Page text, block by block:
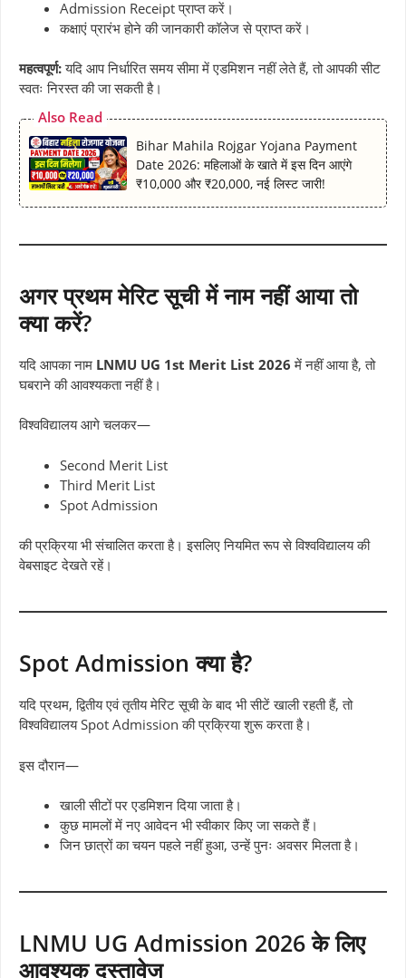
Admission Receipt प्राप्त करें।
कक्षाएं प्रारंभ होने की जानकारी कॉलेज से प्राप्त करें।
महत्वपूर्ण:यदि आप निर्धारित समय सीमा में एडमिशन नहीं लेते हैं, तो आपकी सीट
स्वतः निरस्त की जा सकती है।
Also Read
Bihar Mahila Rojgar Yojana Payment
Date 2026: महिलाओं के खाते में इस दिन आएंगे
₹10,000 और ₹20,000, नई लिस्ट जारी!
अगर प्रथम मेरिट सूची में नाम नहीं आया तो
क्या करें?
यदि आपका नाम LNMU UG 1st Merit List 2026 में नहीं आया है, तो
घबराने की आवश्यकता नहीं है।
विश्वविद्यालय आगे चलकर—
Second Merit List
Third Merit List
Spot Admission
की प्रक्रिया भी संचालित करता है। इसलिए नियमित रूप से विश्वविद्यालय की
वेबसाइट देखते रहें।
Spot Admission क्या है?
यदि प्रथम, द्वितीय एवं तृतीय मेरिट सूची के बाद भी सीटें खाली रहती हैं, तो
विश्वविद्यालय Spot Admission की प्रक्रिया शुरू करता है।
इस दौरान—
खाली सीटों पर एडमिशन दिया जाता है।
कुछ मामलों में नए आवेदन भी स्वीकार किए जा सकते हैं।
जिन छात्रों का चयन पहले नहीं हुआ, उन्हें पुनः अवसर मिलता है।
LNMU UG Admission 2026 के लिए
आवश्यक दस्तावेज